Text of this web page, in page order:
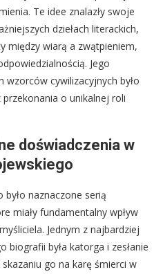
Te idee znalazły swoje
dziełach literackich,
między wiarą a zwątpieniem,
Jego
cywilizacyjnych było
przekonania o unikalnej roli
doświadczenia w
naznaczone serią
miały fundamentalny wpływ
Jednym z najbardziej
biografii była katorga i zesłanie
go na karę śmierci w